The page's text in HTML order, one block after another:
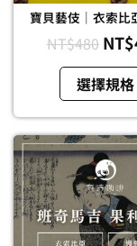
寶貝藝伎｜衣索比
NT$480 NT$
選擇規格
原
始
價
格：